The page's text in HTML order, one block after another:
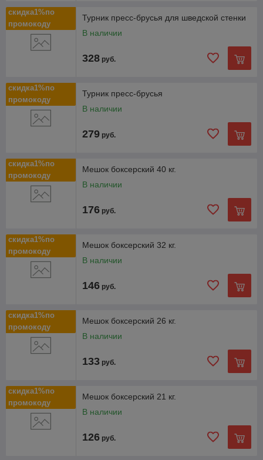
скидка1%по
промокоду
Турник пресс-брусья для шведской стенки
В наличии
328 руб.
скидка1%по
промокоду
Турник пресс-брусья
В наличии
279 руб.
скидка1%по
промокоду
Мешок боксерский 40 кг.
В наличии
176 руб.
скидка1%по
промокоду
Мешок боксерский 32 кг.
В наличии
146 руб.
скидка1%по
промокоду
Мешок боксерский 26 кг.
В наличии
133 руб.
скидка1%по
промокоду
Мешок боксерский 21 кг.
В наличии
126 руб.